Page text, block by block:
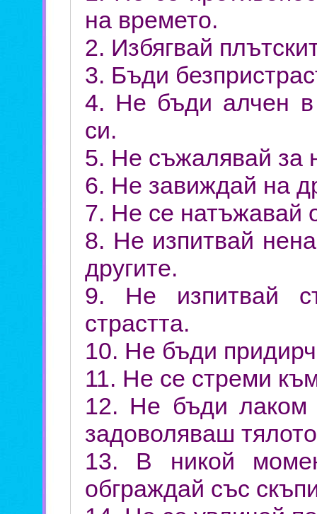
на времето.
2. Избягвай
3. Бъди
4. Не бъди алчен
си.
5. Не съжалявай за
6. Не завиждай на
7. Не се натъжавай
8. Не изпитвай
другите.
9. Не изпитвай
страстта.
10. Не бъди
11. Не се стреми
12. Не бъди лаком
задоволяваш
13. В никой
обграждай със